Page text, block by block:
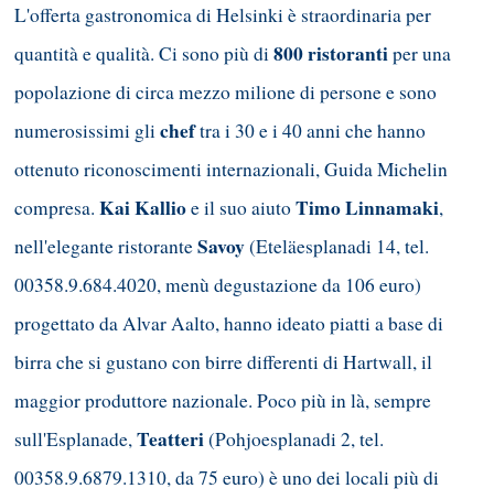
L'offerta gastronomica di Helsinki è straordinaria per
quantità e qualità. Ci sono più di 800 ristorantiper una
popolazione di circa mezzo milione di persone e sono
numerosissimi gli cheftra i 30 e i 40 anni che hanno
ottenuto riconoscimenti internazionali, Guida Michelin
compresa. Kai Kallioe il suo aiutoTimo Linnamaki,
nell'elegante ristoranteSavoy(Eteläesplanadi 14, tel.
00358.9.684.4020, menù degustazione da 106 euro)
progettato da Alvar Aalto, hanno ideato piatti a base di
birra che si gustano con birre differenti di Hartwall, il
maggior produttore nazionale. Poco più in là, sempre
sull'Esplanade, Teatteri(Pohjoesplanadi 2, tel.
00358.9.6879.1310, da 75 euro) è uno dei locali più di